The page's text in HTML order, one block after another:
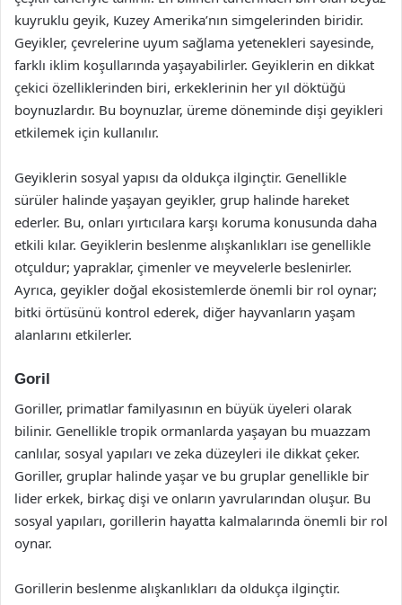
kuyruklu geyik, Kuzey Amerika’nın simgelerinden biridir.
Geyikler, çevrelerine uyum sağlama yetenekleri sayesinde,
farklı iklim koşullarında yaşayabilirler. Geyiklerin en dikkat
çekici özelliklerinden biri, erkeklerinin her yıl döktüğü
boynuzlardır. Bu boynuzlar, üreme döneminde dişi geyikleri
etkilemek için kullanılır.
Geyiklerin sosyal yapısı da oldukça ilginçtir. Genellikle
sürüler halinde yaşayan geyikler, grup halinde hareket
ederler. Bu, onları yırtıcılara karşı koruma konusunda daha
etkili kılar. Geyiklerin beslenme alışkanlıkları ise genellikle
otçuldur; yapraklar, çimenler ve meyvelerle beslenirler.
Ayrıca, geyikler doğal ekosistemlerde önemli bir rol oynar;
bitki örtüsünü kontrol ederek, diğer hayvanların yaşam
alanlarını etkilerler.
Goril
Goriller, primatlar familyasının en büyük üyeleri olarak
bilinir. Genellikle tropik ormanlarda yaşayan bu muazzam
canlılar, sosyal yapıları ve zeka düzeyleri ile dikkat çeker.
Goriller, gruplar halinde yaşar ve bu gruplar genellikle bir
lider erkek, birkaç dişi ve onların yavrularından oluşur. Bu
sosyal yapıları, gorillerin hayatta kalmalarında önemli bir rol
oynar.
Gorillerin beslenme alışkanlıkları da oldukça ilginçtir.